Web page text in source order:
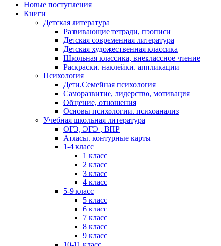
Новые поступления
Книги
Детская литература
Развивающие тетради, прописи
Детская современная литература
Детская художественная классика
Школьная классика, внеклассное чтение
Раскраски. наклейки, аппликации
Психология
Дети.Семейная психология
Саморазвитие, лидерство, мотивация
Общение, отношения
Основы психологии. психоанализ
Учебная школьная литература
ОГЭ, ЭГЭ , ВПР
Атласы. контурные карты
1-4 класс
1 класс
2 класс
3 класс
4 класс
5-9 класс
5 класс
6 класс
7 класс
8 класс
9 класс